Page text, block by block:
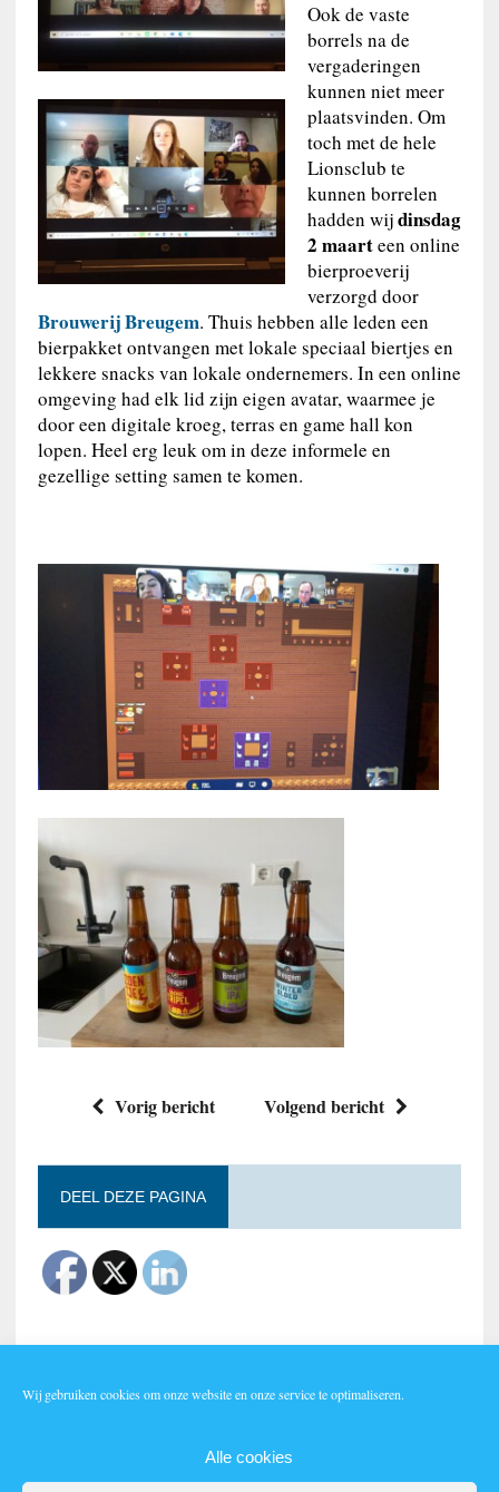
Wij gebruiken cookies om onze website en onze service te optimaliseren.
Alle cookies
Ook de vaste
borrels na de
vergaderingen
kunnen niet meer
plaatsvinden. Om
toch met de hele
Lionsclub te
kunnen borrelen
hadden wijdinsdag
2 maarteen online
bierproeverij
verzorgd door
Brouwerij Breugem. Thuis hebben alle leden een
bierpakket ontvangen met lokale speciaal biertjes en
lekkere snacks van lokale ondernemers. In een online
omgeving had elk lid zijn eigen avatar, waarmee je
door een digitale kroeg, terras en game hall kon
lopen. Heel erg leuk om in deze informele en
gezellige setting samen te komen.
Vorig bericht Volgend bericht
DEEL DEZE PAGINA